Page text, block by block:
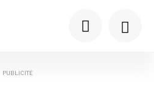
PUBLICITÉ